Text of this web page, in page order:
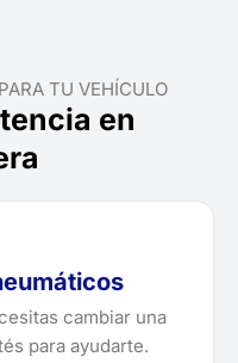
TU VEHÍCULO
en
cambiar una
para ayudarte.